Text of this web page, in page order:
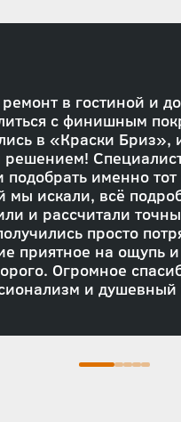
в гостиной и
с финишным
в «Краски Бриз»,
подобрать именно тот
мы искали, всё
и рассчитали
просто
приятное на ощупь
Огромное
и душевный